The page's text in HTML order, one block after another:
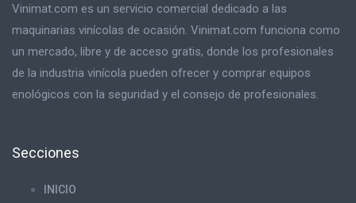
Vinimat.com es un servicio comercial dedicado a las
maquinarias vinícolas de ocasión. Vinimat.com funciona como
un mercado, libre y de acceso gratis, donde los profesionales
de la industria vinícola pueden ofrecer y comprar equipos
enológicos con la seguridad y el consejo de profesionales.
Secciones
INICIO